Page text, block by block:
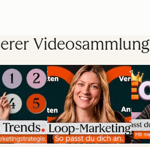
Videosammlung